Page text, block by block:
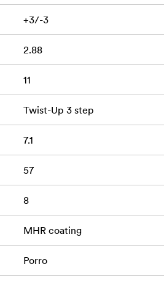
+3/-3
2.88
11
Twist-Up 3 step
7.1
57
8
MHR coating
Porro